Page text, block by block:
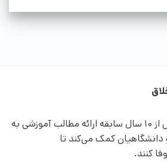
سایت معلم خلاق با بیش از 10 سال سابقه ارائه مطالب آموزشی به
دانشگاهیان کمک می‌کند تا
کنند.